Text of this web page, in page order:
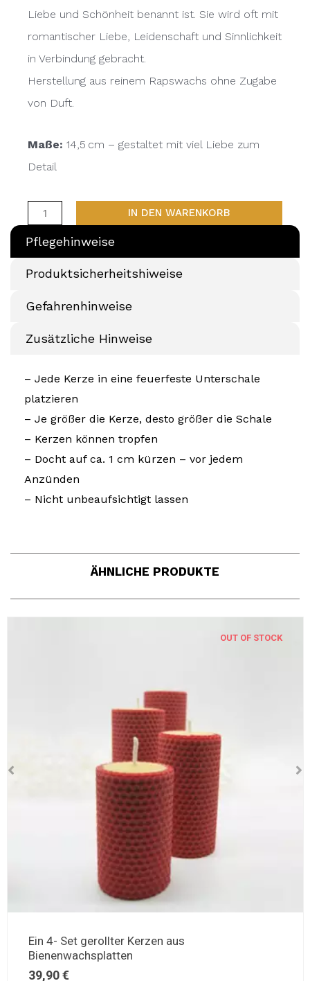
Liebe und Schönheit benannt ist. Sie wird oft mit
romantischer Liebe, Leidenschaft und Sinnlichkeit
in Verbindung gebracht.
Herstellung aus reinem Rapswachs ohne Zugabe
von Duft.
Maße: 14,5 cm – gestaltet mit viel Liebe zum
Detail
IN DEN WARENKORB
Pflegehinweise
Produktsicherheitshiweise
Gefahrenhinweise
Zusätzliche Hinweise
– Jede Kerze in eine feuerfeste Unterschale
platzieren
– Je größer die Kerze, desto größer die Schale
– Kerzen können tropfen
– Docht auf ca. 1 cm kürzen – vor jedem
Anzünden
– Nicht unbeaufsichtigt lassen
ÄHNLICHE PRODUKTE
OUT OF STOCK
Ein 4- Set gerollter Kerzen aus
Bienenwachsplatten
39,90€